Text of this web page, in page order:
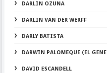
DARLIN OZUNA
DARLIN VAN DER WERFF
DARLY BATISTA
DARWIN PALOMEQUE (EL
DAVID ESCANDELL